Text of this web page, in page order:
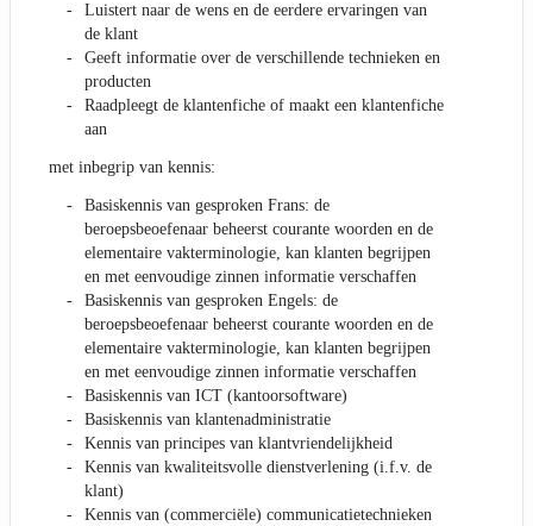
Luistert naar de wens en de eerdere ervaringen van
de klant
Geeft informatie over de verschillende technieken en
producten
Raadpleegt de klantenfiche of maakt een klantenfiche
aan
met inbegrip van kennis:
Basiskennis van gesproken Frans: de
beroepsbeoefenaar beheerst courante woorden en de
elementaire vakterminologie, kan klanten begrijpen
en met eenvoudige zinnen informatie verschaffen
Basiskennis van gesproken Engels: de
beroepsbeoefenaar beheerst courante woorden en de
elementaire vakterminologie, kan klanten begrijpen
en met eenvoudige zinnen informatie verschaffen
Basiskennis van ICT (kantoorsoftware)
Basiskennis van klantenadministratie
Kennis van principes van klantvriendelijkheid
Kennis van kwaliteitsvolle dienstverlening (i.f.v. de
klant)
Kennis van (commerciële) communicatietechnieken